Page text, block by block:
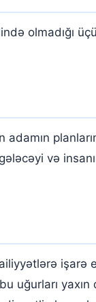
olmadığı
və
işarə
uğurları yaxın